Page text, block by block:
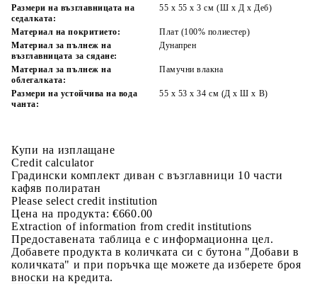
Размери на възглавницата на
седалката:
55 x 55 x 3 см (Ш x Д x Деб)
Материал на покритието:
Плат (100% полиестер)
Материал за пълнеж на
възглавницата за сядане:
Дунапрен
Материал за пълнеж на
облегалката:
Памучни влакна
Размери на устойчива на вода
чанта:
55 x 53 x 34 см (Д x Ш x В)
Купи на изплащане
Credit calculator
Градински комплект диван с възглавници 10 части
кафяв полиратан
Please select credit institution
Цена на продукта: €660.00
Extraction of information from credit institutions
Предоставената таблица е с информационна цел.
Добавете продукта в количката си с бутона "Добави в
количката" и при поръчка ще можете да изберете броя
вноски на кредита.